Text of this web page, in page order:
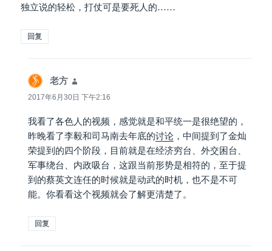
独立说的轻松，打仗可是要死人的……
回复
老方
道：
2017年6月30日 下午2:16
我看了各色人的视频，感觉就是和平统一是很绝望的，
昨晚看了李毅和司马南去年底的讨论 ，中间提到了金灿
荣提到的四个阶段，目前就是在经济穷台、外交困台、
军事绕台、内政吸台，这跟当前形势是相符的，至于提
到的蔡英文连任的时候就是动武的时机，也不是不可
能。你看看这个视频就会了解更清楚了。
回复